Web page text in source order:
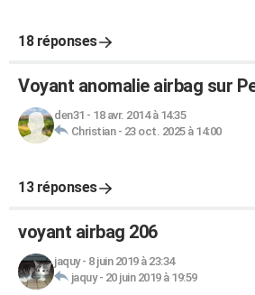
18 réponses
Voyant anomalie airbag sur
den31 - 18 avr. 2014 à 14:35
Christian- 23 oct. 2025 à 14:00
13 réponses
voyant airbag 206
jaquy- 8 juin 2019 à 23:34
jaquy- 20 juin 2019 à 19:59